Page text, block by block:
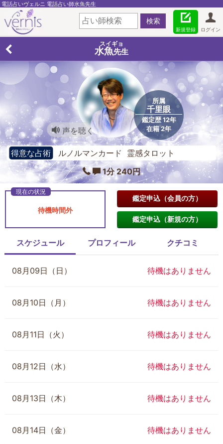
電話占いヴェルニ 電話占い師水魚先生
ログイン
新規登録
スイギョ
水魚先生
所属
千里眼
鑑定歴 12年
在籍 2年
声を聴く
得意な占術
ルノルマンカード 霊感タロット
1分 240円
待機時間外
鑑定申込（会員の方）
鑑定申込（新規の方）
スケジュール プロフィール クチコミ
08月09日（日） 待機はありません
08月10日（月） 待機はありません
08月11日（火） 待機はありません
08月12日（水） 待機はありません
08月13日（木） 待機はありません
08月14日（金） 待機はありません